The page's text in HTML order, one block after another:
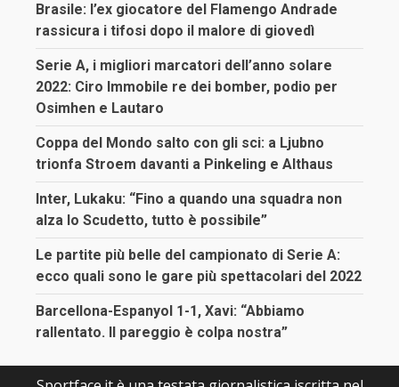
Brasile: l’ex giocatore del Flamengo Andrade
rassicura i tifosi dopo il malore di giovedì
Serie A, i migliori marcatori dell’anno solare
2022: Ciro Immobile re dei bomber, podio per
Osimhen e Lautaro
Coppa del Mondo salto con gli sci: a Ljubno
trionfa Stroem davanti a Pinkeling e Althaus
Inter, Lukaku: “Fino a quando una squadra non
alza lo Scudetto, tutto è possibile”
Le partite più belle del campionato di Serie A:
ecco quali sono le gare più spettacolari del 2022
Barcellona-Espanyol 1-1, Xavi: “Abbiamo
rallentato. Il pareggio è colpa nostra”